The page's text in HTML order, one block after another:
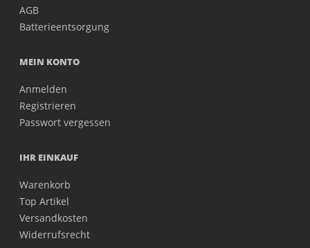
AGB
Batterieentsorgung
MEIN KONTO
Anmelden
Registrieren
Passwort vergessen
IHR EINKAUF
Warenkorb
Top Artikel
Versandkosten
Widerrufsrecht